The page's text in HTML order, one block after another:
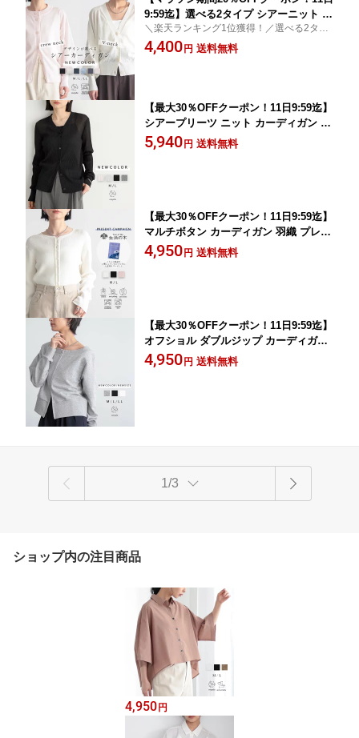
9:59迄】選べる2タイプ シアーニット カ
ーディガン クルーネック Vネック レデ
ィース トップス 羽織 透け感 長袖 ゆっ
＼楽天ランキング1位獲得！／選べる2タイ
プ シアーニット カーディガン
4,400円 送料無料
【最大30％OFFクーポン！11日9:59迄】
シアープリーツ ニット カーディガン 長
袖 羽織 シアートップス シアーカーディ
ガン 透け感 プリーツ 軽量 冷房対策 き
5,940円 送料無料
【最大30％OFFクーポン！11日9:59迄】
マルチボタン カーディガン 羽織 プレゼ
ントキャンペーン レディース ニットカ
ーディガン リブ オーガニックコットン
4,950円 送料無料
【最大30％OFFクーポン！11日9:59迄】
オフショル ダブルジップ カーディガン
オフショルダー 長袖 スウェット素材 ボ
ートネック 羽織 肌見せ ヘルシー シン
4,950円 送料無料
1/3
ショップ内の注目商品
4,950円